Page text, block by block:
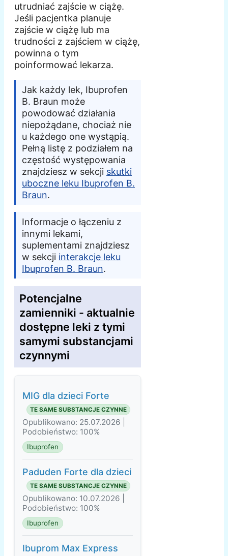
utrudniać zajście w ciążę.
Jeśli pacjentka planuje
zajście w ciążę lub ma
trudności z zajściem w ciążę,
powinna o tym
poinformować lekarza.
Jak każdy lek, Ibuprofen
B. Braun może
powodować działania
niepożądane, chociaż nie
u każdego one wystąpią.
Pełną listę z podziałem na
częstość występowania
znajdziesz w sekcji skutki
uboczne leku Ibuprofen B.
Braun.
Informacje o łączeniu z
innymi lekami,
suplementami znajdziesz
w sekcji interakcje leku
Ibuprofen B. Braun.
Potencjalne
zamienniki - aktualnie
dostępne leki z tymi
samymi substancjami
czynnymi
MIG dla dzieci Forte
TE SAME SUBSTANCJE CZYNNE
Opublikowano: 25.07.2026 |
Podobieństwo: 100%
Ibuprofen
Paduden Forte dla dzieci
TE SAME SUBSTANCJE CZYNNE
Opublikowano: 10.07.2026 |
Podobieństwo: 100%
Ibuprofen
Ibuprom Max Express